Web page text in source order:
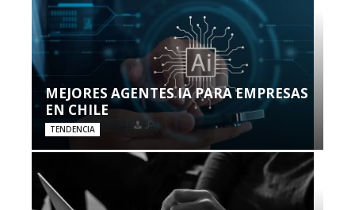
MEJORES AGENTES IA PARA EMPRESAS
EN CHILE
TENDENCIA